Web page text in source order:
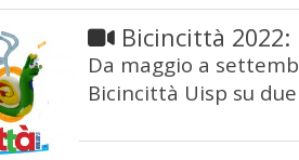
Bicincittà
Da maggio a
Bicincittà Uisp su